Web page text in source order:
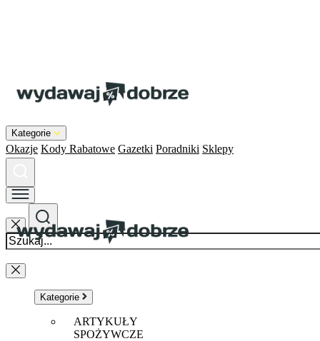
Kategorie
Okazje Kody Rabatowe Gazetki Poradniki Sklepy
Kategorie
ARTYKUŁY
SPOŻYWCZE